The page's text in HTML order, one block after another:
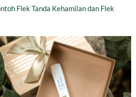
Flek Tanda Kehamilan dan Flek